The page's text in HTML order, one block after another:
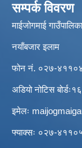
सम्पर्क विवरण
माईजोगमाई
नयाँबजार इलाम
फोन नं. ०२७-
अडियो नोटिस
इमेलः
फ्याक्सः ०२७-